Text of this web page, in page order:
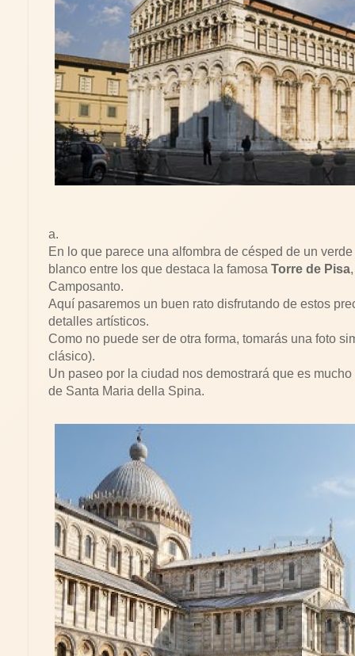
a.
En lo que parece una alfombra de césped de un
blanco entre los que destaca la famosa Torre de Pisa
Camposanto.
Aquí pasaremos un buen rato disfrutando de estos
detalles artísticos.
Como no puede ser de otra forma, tomarás una foto
clásico).
Un paseo por la ciudad nos demostrará que es
de Santa Maria della Spina.